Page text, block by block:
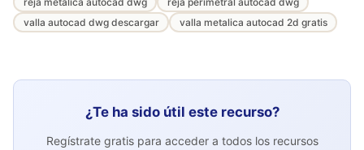
valla autocad dwg descargar
valla metalica autocad 2d gratis
¿Te ha sido útil este recurso?
Regístrate gratis para acceder a todos los recursos